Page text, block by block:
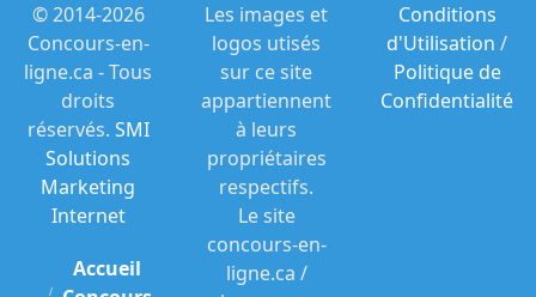
© 2014-2026
Concours-en-
ligne.ca - Tous
droits
réservés. SMI
Solutions
Marketing
Internet
Accueil
Les images et
logos utisés
sur ce site
appartiennent
à leurs
propriétaires
respectifs.
Le site
concours-en-
ligne.ca /
Conditions
d'Utilisation /
Politique de
Confidentialité